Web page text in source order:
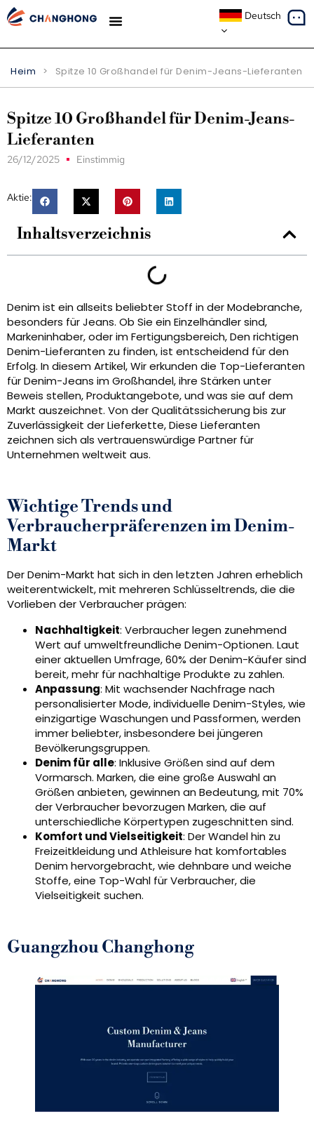
Deutsch
Heim > Spitze 10 Großhandel für Denim-Jeans-Lieferanten
Spitze 10 Großhandel für Denim-Jeans-
Lieferanten
26/12/2025 Einstimmig
Aktie:
Inhaltsverzeichnis
Denim ist ein allseits beliebter Stoff in der Modebranche,
besonders für Jeans. Ob Sie ein Einzelhändler sind,
Markeninhaber, oder im Fertigungsbereich, Den richtigen
Denim-Lieferanten zu finden, ist entscheidend für den
Erfolg. In diesem Artikel, Wir erkunden die Top-Lieferanten
für Denim-Jeans im Großhandel, ihre Stärken unter
Beweis stellen, Produktangebote, und was sie auf dem
Markt auszeichnet. Von der Qualitätssicherung bis zur
Zuverlässigkeit der Lieferkette, Diese Lieferanten
zeichnen sich als vertrauenswürdige Partner für
Unternehmen weltweit aus.
Wichtige Trends und
Verbraucherpräferenzen im Denim-
Markt
Der Denim-Markt hat sich in den letzten Jahren erheblich
weiterentwickelt, mit mehreren Schlüsseltrends, die die
Vorlieben der Verbraucher prägen:
Nachhaltigkeit: Verbraucher legen zunehmend
Wert auf umweltfreundliche Denim-Optionen. Laut
einer aktuellen Umfrage, 60% der Denim-Käufer sind
bereit, mehr für nachhaltige Produkte zu zahlen.
Anpassung: Mit wachsender Nachfrage nach
personalisierter Mode, individuelle Denim-Styles, wie
einzigartige Waschungen und Passformen, werden
immer beliebter, insbesondere bei jüngeren
Bevölkerungsgruppen.
Denim für alle: Inklusive Größen sind auf dem
Vormarsch. Marken, die eine große Auswahl an
Größen anbieten, gewinnen an Bedeutung, mit 70%
der Verbraucher bevorzugen Marken, die auf
unterschiedliche Körpertypen zugeschnitten sind.
Komfort und Vielseitigkeit: Der Wandel hin zu
Freizeitkleidung und Athleisure hat komfortables
Denim hervorgebracht, wie dehnbare und weiche
Stoffe, eine Top-Wahl für Verbraucher, die
Vielseitigkeit suchen.
Guangzhou Changhong